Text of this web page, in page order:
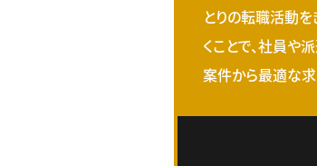
とりの転職活動
くことで、社員や
案件から最適な求